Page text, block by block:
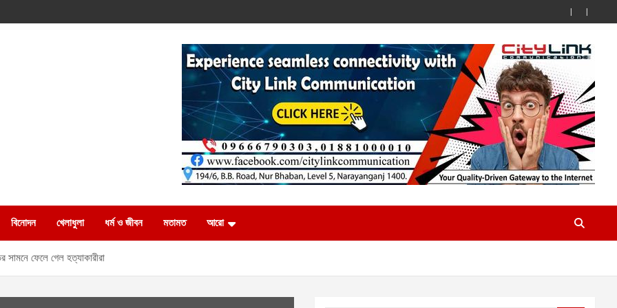
বিনোদন খেলাধুলা ধর্ম ও জীবন মতামত আরো
সামনে ফেলে গেল হত্যাকারীরা